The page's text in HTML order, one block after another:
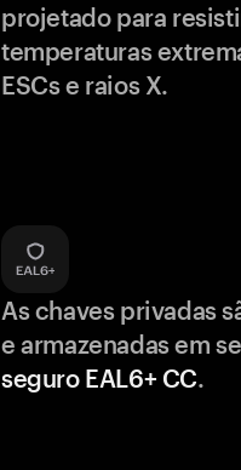
projetado para
temperaturas
ESCs e raios X.
As chaves privadas
e armazenadas em
seguro EAL6+ CC.